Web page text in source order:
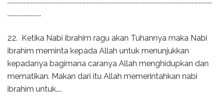
.......................
22. Ketika Nabi ibrahim ragu akan Tuhannya maka Nabi
ibrahim meminta kepada Allah untuk menunjukkan
kepadanya bagimana caranya Allah menghidupkan dan
mematikan. Makan dari itu Allah memerintahkan nabi
ibrahim untuk....